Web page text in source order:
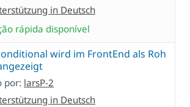
in Deutsch
rápida disponível
wird im FrontEnd als Roh
por: larsP-2
in Deutsch